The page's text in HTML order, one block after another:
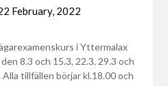
February, 2022
i Yttermalax
8.3 och 15.3, 22.3, 29.3 och
tillfällen börjar kl.18.00 och